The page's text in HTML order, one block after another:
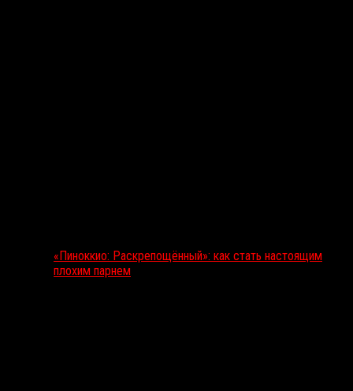
«Пиноккио: Раскрепощённый»: как стать настоящим
плохим парнем